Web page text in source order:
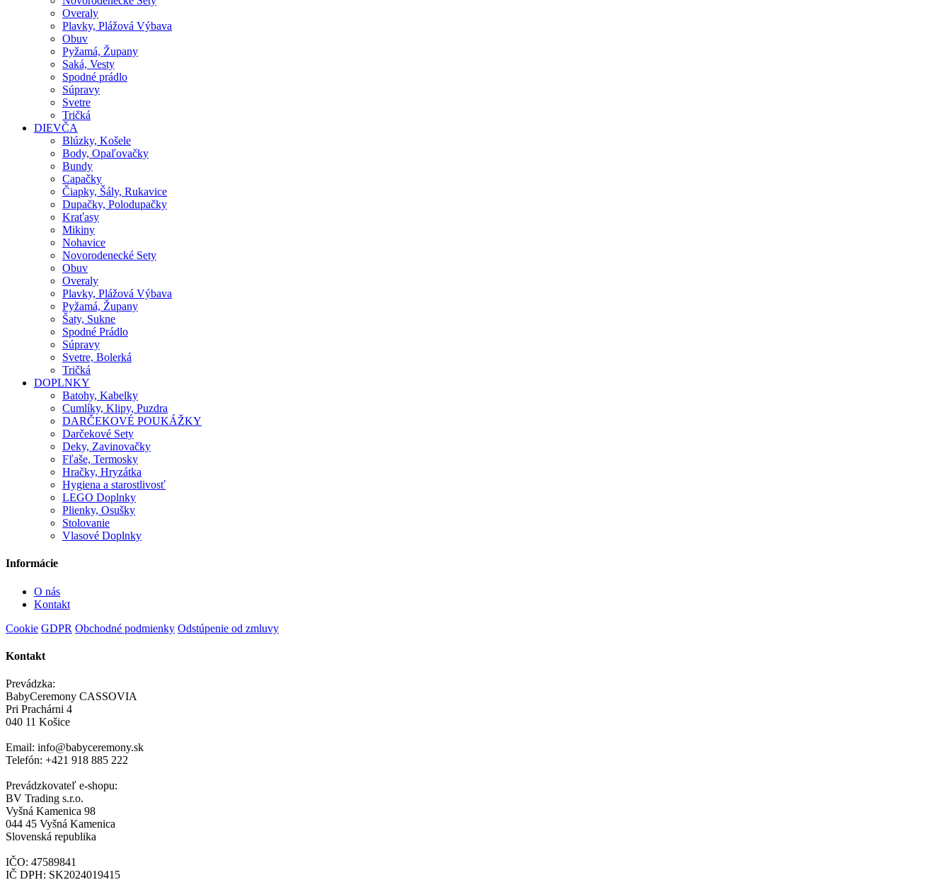
Overaly
Plavky, Plážová Výbava
Obuv
Pyžamá, Župany
Saká, Vesty
Spodné prádlo
Súpravy
Svetre
Tričká
DIEVČA
Blúzky, Košele
Body, Opaľovačky
Bundy
Capačky
Čiapky, Šály, Rukavice
Dupačky, Polodupačky
Kraťasy
Mikiny
Nohavice
Novorodenecké Sety
Obuv
Overaly
Plavky, Plážová Výbava
Pyžamá, Župany
Šaty, Sukne
Spodné Prádlo
Súpravy
Svetre, Bolerká
Tričká
DOPLNKY
Batohy, Kabelky
Cumlíky, Klipy, Puzdra
DARČEKOVÉ POUKÁŽKY
Darčekové Sety
Deky, Zavinovačky
Fľaše, Termosky
Hračky, Hryzátka
Hygiena a starostlivosť
LEGO Doplnky
Plienky, Osušky
Stolovanie
Vlasové Doplnky
Informácie
O nás
Kontakt
Cookie GDPR Obchodné podmienky Odstúpenie od zmluvy
Kontakt
Prevádzka:
BabyCeremony CASSOVIA
Pri Prachárni 4
040 11 Košice
Email: info@babyceremony.sk
Telefón: +421 918 885 222
Prevádzkovateľ e-shopu:
BV Trading s.r.o.
Vyšná Kamenica 98
044 45 Vyšná Kamenica
Slovenská republika
IČO: 47589841
IČ DPH: SK2024019415